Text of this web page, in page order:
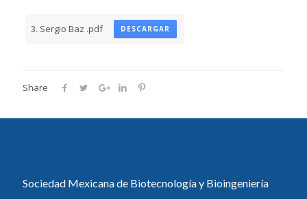
3. Sergio Baz .pdf DESCARGAR
Share
Sociedad Mexicana de Biotecnología y Bioingeniería